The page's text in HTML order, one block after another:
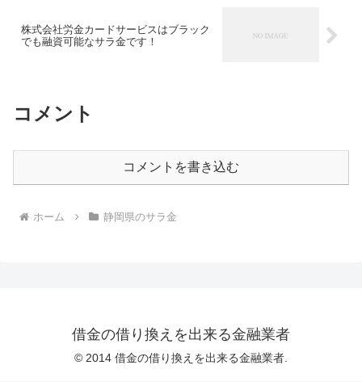
株式会社労金カードサービスはブラック
でも融資可能なサラ金です！
コメント
コメントを書き込む
ホーム 静岡県のサラ金
借金の借り換えを出来る金融業者
© 2014 借金の借り換えを出来る金融業者.